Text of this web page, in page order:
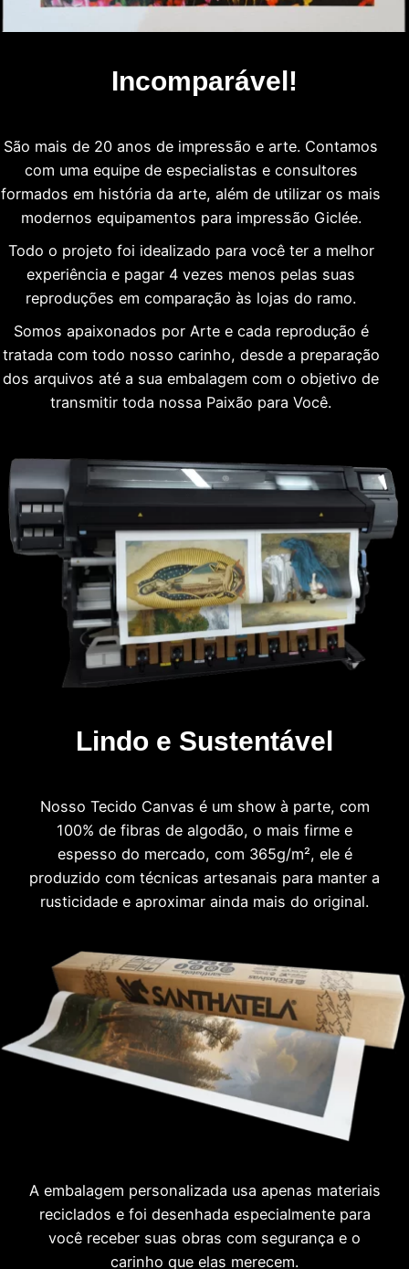
Incomparável!
São mais de 20 anos de impressão e arte. Contamos
com uma equipe de especialistas e consultores
formados em história da arte, além de utilizar os mais
modernos equipamentos para impressão Giclée.
Todo o projeto foi idealizado para você ter a melhor
experiência e pagar 4 vezes menos pelas suas
reproduções em comparação às lojas do ramo.
Somos apaixonados por Arte e cada reprodução é
tratada com todo nosso carinho, desde a preparação
dos arquivos até a sua embalagem com o objetivo de
transmitir toda nossa Paixão para Você.
Lindo e Sustentável
Nosso Tecido Canvas é um show à parte, com
100% de fibras de algodão, o mais firme e
espesso do mercado, com 365g/m², ele é
produzido com técnicas artesanais para manter a
rusticidade e aproximar ainda mais do original.
A embalagem personalizada usa apenas materiais
reciclados e foi desenhada especialmente para
você receber suas obras com segurança e o
carinho que elas merecem.